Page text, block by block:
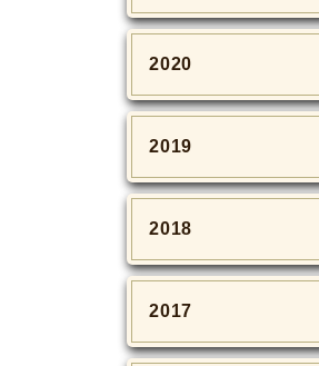
2020
2019
2018
2017